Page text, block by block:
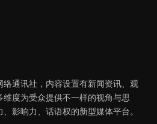
通讯社，内容设置有新闻资讯、观
维度为受众提供不一样的视角与思
影响力、话语权的新型媒体平台。